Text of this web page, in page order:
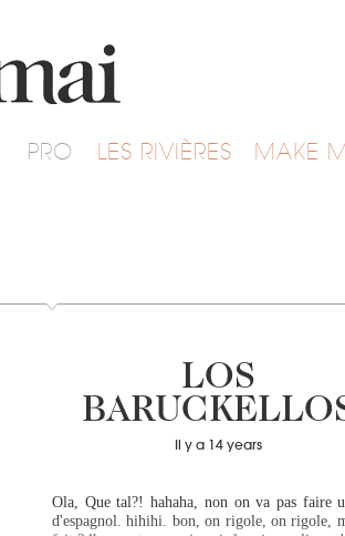
PRO LES RIVIÈRES MAKE
LOS
Il y a 14 years
Ola, Que tal?! hahaha, non on va pas faire
d'espagnol. hihihi. bon, on rigole, on rigole,